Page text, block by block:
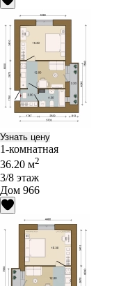
Узнать цену
1-комнатная
36.20 м2
3/8 этаж
Дом 966